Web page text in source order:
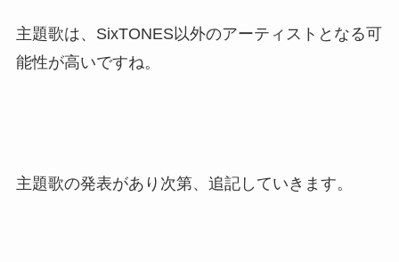
主題歌は、SixTONES以外のアーティストとなる可
能性が高いですね。
主題歌の発表があり次第、追記していきます。